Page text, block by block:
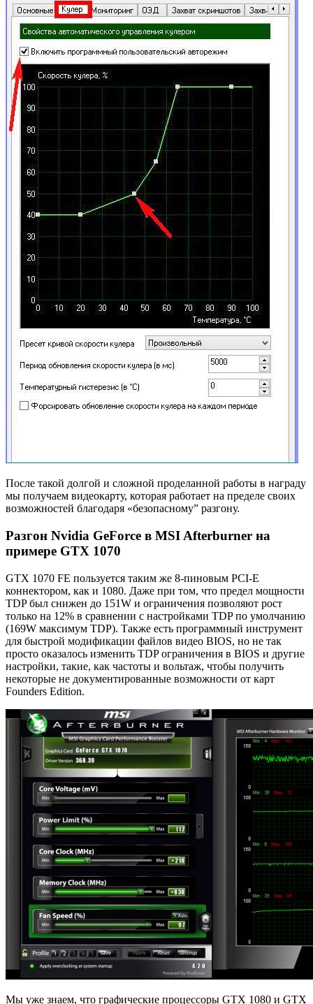
После такой долгой и сложной проделанной работы в награду
мы получаем видеокарту, которая работает на пределе своих
возможностей благодаря «безопасному” разгону.
Разгон Nvidia GeForce в MSI Afterburner на
примере GTX 1070
GTX 1070 FE пользуется таким же 8-пиновым PCI-E
коннектором, как и 1080. Даже при том, что предел мощности
TDP был снижен до 151W и ограничения позволяют рост
только на 12% в сравнении с настройками TDP по умолчанию
(169W максимум TDP). Также есть программный инструмент
для быстрой модификации файлов видео BIOS, но не так
просто оказалось изменить TDP ограничения в BIOS и другие
настройки, такие, как частоты и вольтаж, чтобы получить
некоторые не документированные возможности от карт
Founders Edition.
Мы уже знаем, что графические процессоры GTX 1080 и GTX